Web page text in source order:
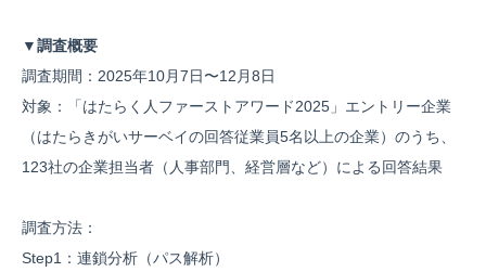
▼調査概要
調査期間：2025年10月7日〜12月8日
対象：「はたらく人ファーストアワード2025」エントリー企業
（はたらきがいサーベイの回答従業員5名以上の企業）のうち、
123社の企業担当者（人事部門、経営層など）による回答結果
調査方法：
Step1：連鎖分析（パス解析）